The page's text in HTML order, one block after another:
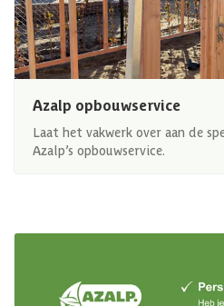
Azalp opbouwservice
Laat het vakwerk over aan de
Azalp’s opbouwservice.